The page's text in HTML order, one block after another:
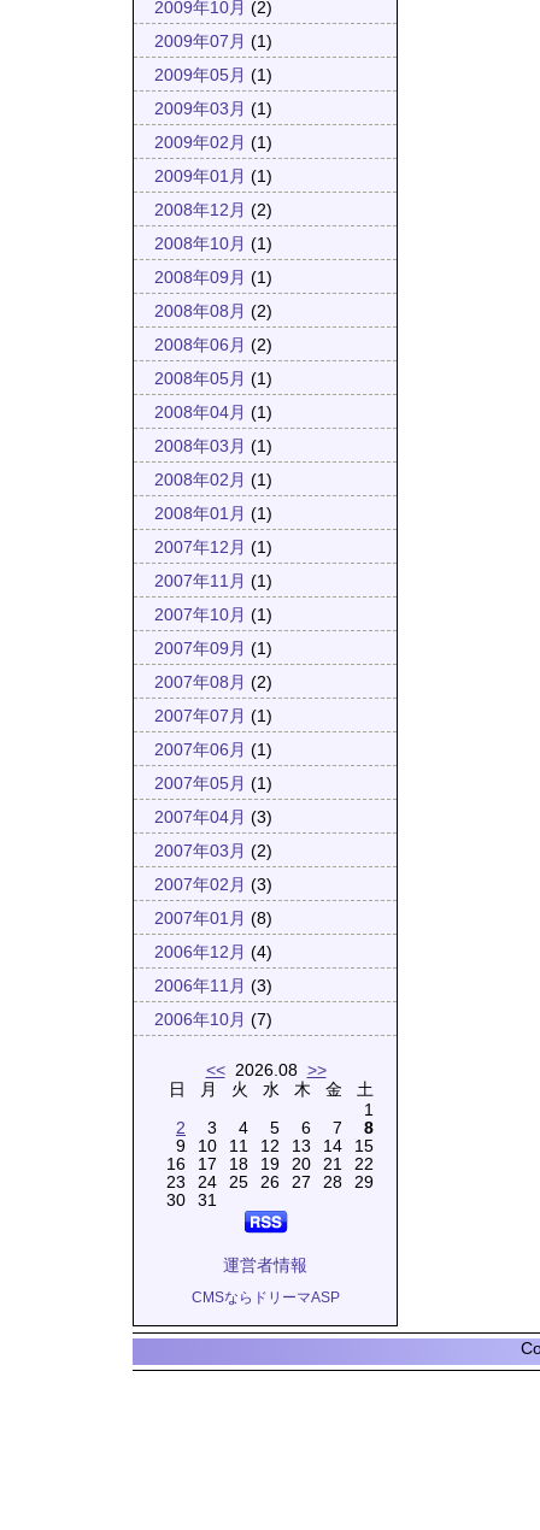
2009年10月 (2)
2009年07月 (1)
2009年05月 (1)
2009年03月 (1)
2009年02月 (1)
2009年01月 (1)
2008年12月 (2)
2008年10月 (1)
2008年09月 (1)
2008年08月 (2)
2008年06月 (2)
2008年05月 (1)
2008年04月 (1)
2008年03月 (1)
2008年02月 (1)
2008年01月 (1)
2007年12月 (1)
2007年11月 (1)
2007年10月 (1)
2007年09月 (1)
2007年08月 (2)
2007年07月 (1)
2007年06月 (1)
2007年05月 (1)
2007年04月 (3)
2007年03月 (2)
2007年02月 (3)
2007年01月 (8)
2006年12月 (4)
2006年11月 (3)
2006年10月 (7)
<<2026.08 >>
日
2
9
16
23
30
月
3
10
17
24
31
火
4
11
18
25
水
5
12
19
26
木
6
13
20
27
金
7
14
21
28
土
1
8
15
22
29
運営者情報
CMSならドリーマASP